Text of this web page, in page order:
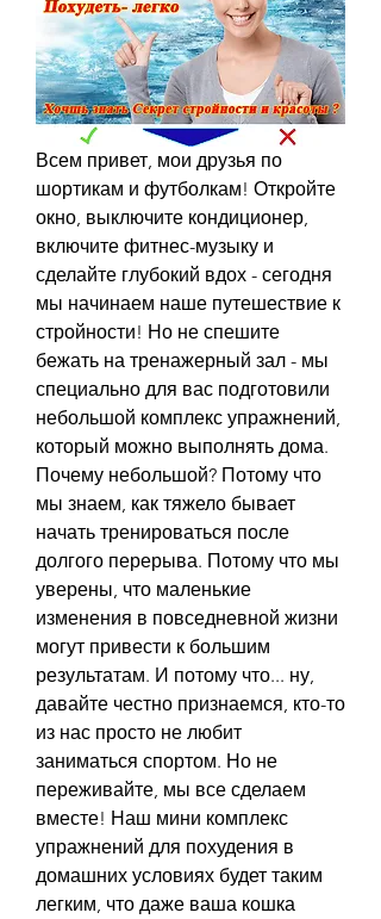
Всем привет, мои друзья по
шортикам и футболкам! Откройте
окно, выключите кондиционер,
включите фитнес-музыку и
сделайте глубокий вдох - сегодня
мы начинаем наше путешествие к
стройности! Но не спешите
бежать на тренажерный зал - мы
специально для вас подготовили
небольшой комплекс упражнений,
который можно выполнять дома.
Почему небольшой? Потому что
мы знаем, как тяжело бывает
начать тренироваться после
долгого перерыва. Потому что мы
уверены, что маленькие
изменения в повседневной жизни
могут привести к большим
результатам. И потому что... ну,
давайте честно признаемся, кто-то
из нас просто не любит
заниматься спортом. Но не
переживайте, мы все сделаем
вместе! Наш мини комплекс
упражнений для похудения в
домашних условиях будет таким
легким, что даже ваша кошка